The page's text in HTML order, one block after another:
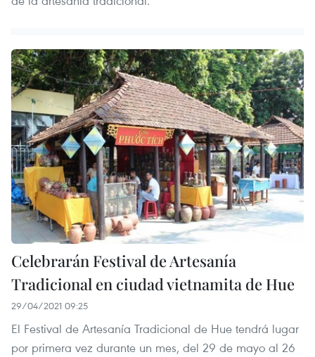
Celebrarán Festival de Artesanía
Tradicional en ciudad vietnamita de Hue
29/04/2021 09:25
El Festival de Artesanía Tradicional de Hue tendrá lugar
por primera vez durante un mes, del 29 de mayo al 26